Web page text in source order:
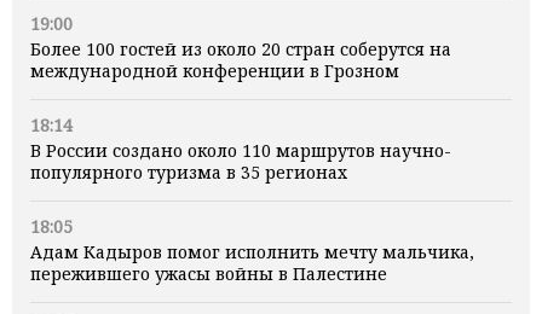
19:00
Более 100 гостей из около 20 стран соберутся на
международной конференции в Грозном
18:14
В России создано около 110 маршрутов научно-
популярного туризма в 35 регионах
18:05
Адам Кадыров помог исполнить мечту мальчика,
пережившего ужасы войны в Палестине